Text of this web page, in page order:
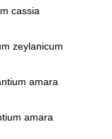
cassia
zeylanicum
amara
amara